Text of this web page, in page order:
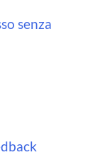
senza